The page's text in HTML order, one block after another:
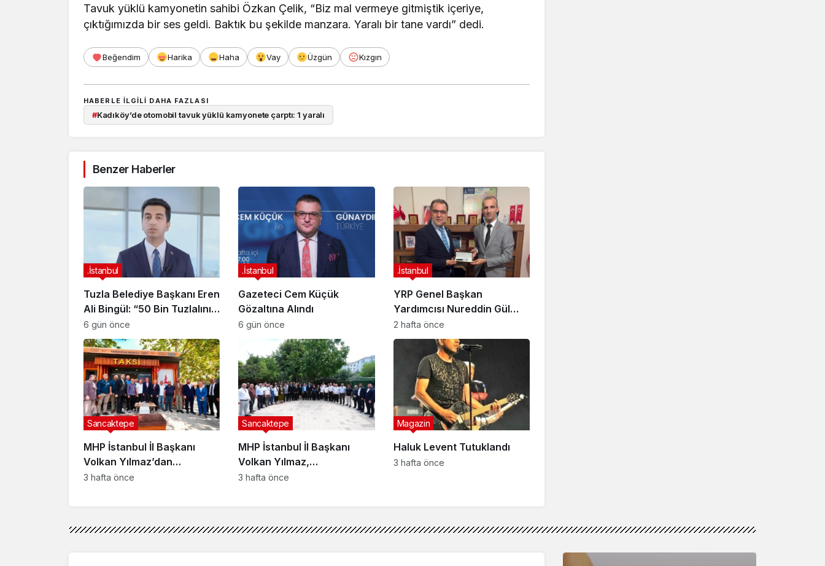
Tavuk yüklü kamyonetin sahibi Özkan Çelik, “Biz mal vermeye gitmiştik içeriye,
çıktığımızda bir ses geldi. Baktık bu şekilde manzara. Yaralı bir tane vardı” dedi.
Beğendim Harika Haha Vay Üzgün Kızgın
HABERLE ILGILI DAHA FAZLASI
#Kadıköy’de otomobil tavuk yüklü kamyonete çarptı: 1 yaralı
Benzer Haberler
Tuzla Belediye Başkanı Eren
Ali Bingül: “50 Bin Tuzlalının
Evi Yıkılma Riskiyle Karşı
Karşıya”
.İstanbul
6 gün önce
Gazeteci Cem Küçük
Gözaltına Alındı
.İstanbul
6 gün önce
YRP Genel Başkan
Yardımcısı Nureddin Gül
Sancaktepe Teşkilatıyla Bir
Araya Geldi
.İstanbul
2 hafta önce
MHP İstanbul İl Başkanı
Volkan Yılmaz’dan
Sancaktepe Yenidoğan’da
Sancaktepe
3 hafta önce
MHP İstanbul İl Başkanı
Volkan Yılmaz,
Sancaktepe’de Muhtarlarla
Sancaktepe
3 hafta önce
Haluk Levent Tutuklandı
Magazin
3 hafta önce